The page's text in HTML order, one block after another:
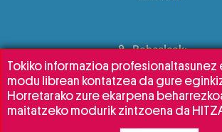
Babesleak:
Tokiko informazioa profesionaltasunez
modu librean kontatzea da gure
Horretarako zure ekarpena
maitatzeko modurik zintzoena da